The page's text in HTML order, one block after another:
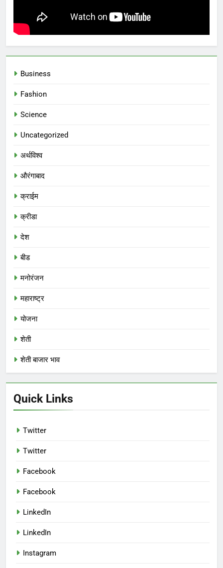
Business
Fashion
Science
Uncategorized
अर्थविश्व
औरंगाबाद
क्राईम
क्रीडा
देश
बीड
मनोरंजन
महाराष्ट्र
योजना
शेती
शेती बाजार भाव
Quick Links
Twitter
Twitter
Facebook
Facebook
LinkedIn
LinkedIn
Instagram